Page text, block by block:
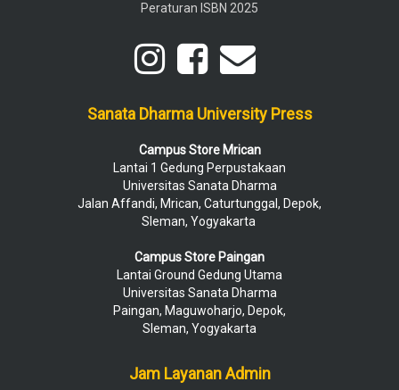
Peraturan ISBN 2025
Sanata Dharma University Press
Campus Store Mrican
Lantai 1 Gedung Perpustakaan
Universitas Sanata Dharma
Jalan Affandi, Mrican, Caturtunggal, Depok,
Sleman, Yogyakarta
Campus Store Paingan
Lantai Ground Gedung Utama
Universitas Sanata Dharma
Paingan, Maguwoharjo, Depok,
Sleman, Yogyakarta
Jam Layanan Admin